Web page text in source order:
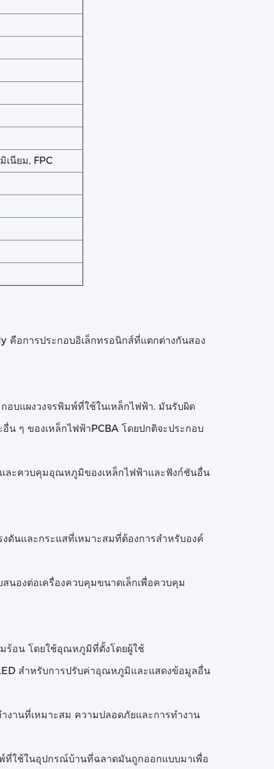
เนียม, FPC
คือการประกอบอิเล็กทรอนิกส์ที่แตกต่างกันสอง
อบแผงวงจรพิมพ์ที่ใช้ในเหล็กไฟฟ้า. มันรับผิด
ๆ ของเหล็กไฟฟ้าPCBA โดยปกติจะประกอบ
และควบคุมอุณหภูมิของเหล็กไฟฟ้าและฟังก์ชันอื่น
ดันและกระแสที่เหมาะสมที่ต้องการสําหรับองค์
องต่อเครื่องควบคุมขนาดเล็กเพื่อควบคุม
ร้อน โดยใช้อุณหภูมิที่ตั้งโดยผู้ใช้
สําหรับการปรับค่าอุณหภูมิและแสดงข้อมูลอื่น
งานที่เหมาะสม ความปลอดภัยและการทํางาน
ที่ใช้ในอุปกรณ์บ้านที่ฉลาดมันถูกออกแบบมาเพื่อ